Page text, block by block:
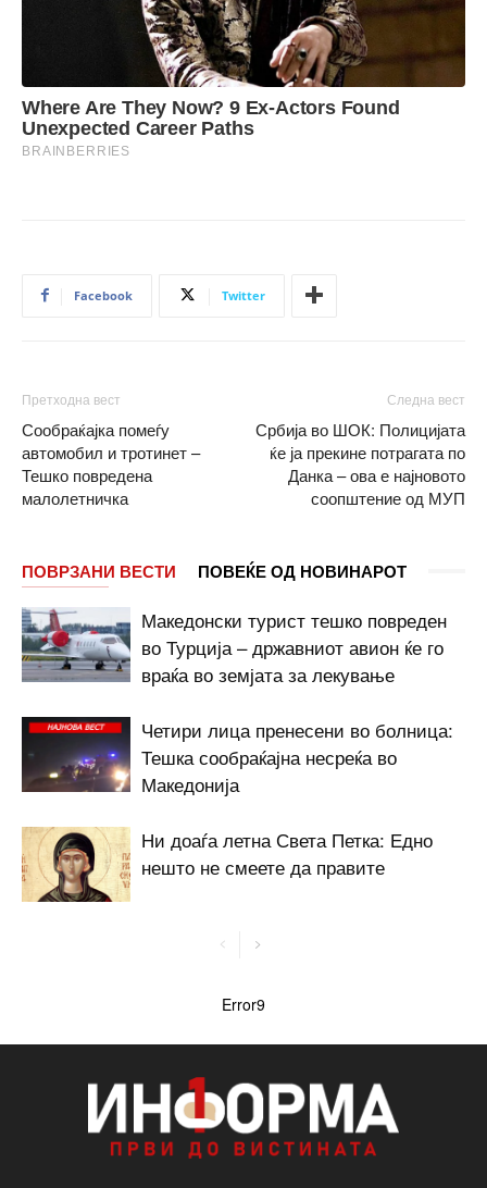
Facebook Twitter
Претходна вест
Сообраќајка помеѓу
автомобил и тротинет –
Тешко повредена
малолетничка
Следна вест
Србија во ШОК: Полицијата
ќе ја прекине потрагата по
Данка – ова е најновото
соопштение од МУП
ПОВРЗАНИ ВЕСТИ ПОВЕЌЕ ОД НОВИНАРОТ
Македонски турист тешко повреден
во Турција – државниот авион ќе го
враќа во земјата за лекување
Четири лица пренесени во болница:
Тешка сообраќајна несреќа во
Македонија
Ни доаѓа летна Света Петка: Едно
нешто не смеете да правите
Error9